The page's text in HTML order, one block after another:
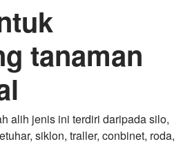
tanaman
alih jenis ini terdiri daripada silo,
siklon, traller, conbinet, roda,